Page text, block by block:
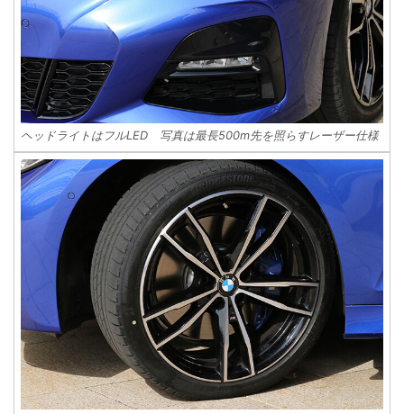
ヘッドライトはフルLED 写真は最長500m先を照らすレーザー仕様